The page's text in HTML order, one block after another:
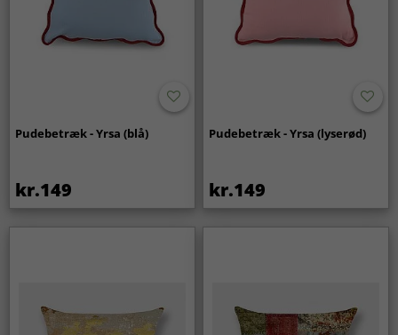
Pudebetræk - Yrsa (blå)
kr.149
Pudebetræk - Yrsa (lyserød)
kr.149